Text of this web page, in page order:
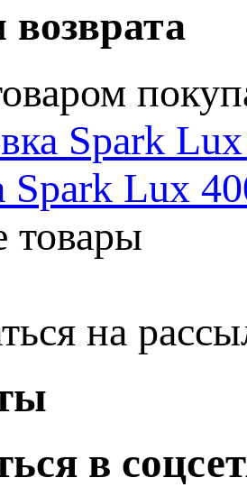
возврата
Spark
Spark Lux
товары
на
в